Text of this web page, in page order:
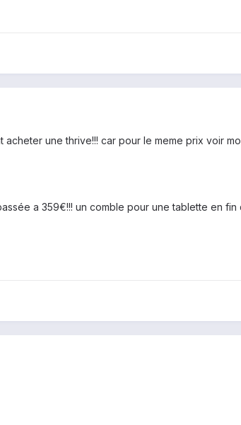
une thrive!!! car pour le meme prix voir
a 359€!!! un comble pour une tablette en fin